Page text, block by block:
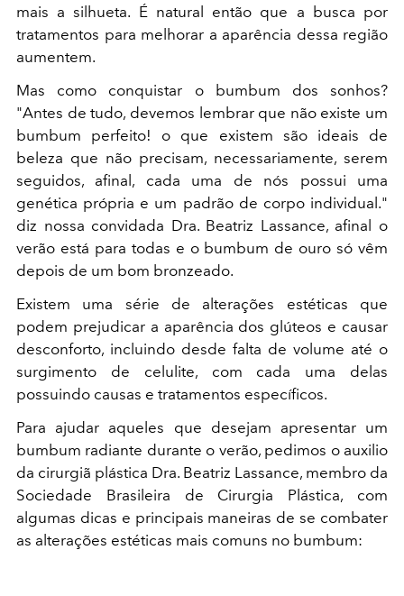
mais a silhueta. É natural então que a busca por
tratamentos para melhorar a aparência dessa região
aumentem.
Mas como conquistar o bumbum dos sonhos?
"Antes de tudo, devemos lembrar que não existe um
bumbum perfeito! o que existem são ideais de
beleza que não precisam, necessariamente, serem
seguidos, afinal, cada uma de nós possui uma
genética própria e um padrão de corpo individual."
diz nossa convidada Dra. Beatriz Lassance, afinal o
verão está para todas e o bumbum de ouro só vêm
depois de um bom bronzeado.
Existem uma série de alterações estéticas que
podem prejudicar a aparência dos glúteos e causar
desconforto, incluindo desde falta de volume até o
surgimento de celulite, com cada uma delas
possuindo causas e tratamentos específicos.
Para ajudar aqueles que desejam apresentar um
bumbum radiante durante o verão, pedimos o auxilio
da cirurgiã plástica Dra. Beatriz Lassance, membro da
Sociedade Brasileira de Cirurgia Plástica, com
algumas dicas e principais maneiras de se combater
as alterações estéticas mais comuns no bumbum: